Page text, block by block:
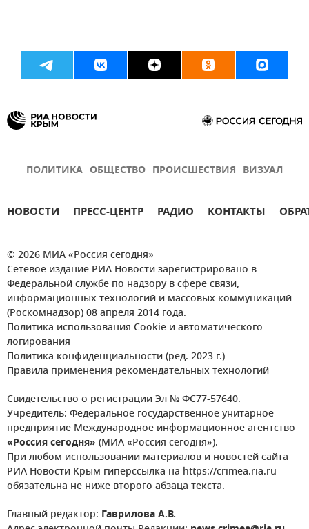
ПОЛИТИКА ОБЩЕСТВО ПРОИСШЕСТВИЯ ВИЗУАЛ
НОВОСТИ ПРЕСС-ЦЕНТР РАДИО КОНТАКТЫ
© 2026 МИА «Россия сегодня»
Сетевое издание РИА Новости зарегистрировано в
Федеральной службе по надзору в сфере связи,
информационных технологий и массовых коммуникаций
(Роскомнадзор) 08 апреля 2014 года.
Политика использования Cookie и автоматического
логирования
Политика конфиденциальности (ред. 2023 г.)
Правила применения рекомендательных технологий
Свидетельство о регистрации Эл № ФС77-57640.
Учредитель: Федеральное государственное унитарное
предприятие Международное информационное агентство
«Россия сегодня» (МИА «Россия сегодня»).
При любом использовании материалов и новостей сайта
РИА Новости Крым гиперссылка на https://crimea.ria.ru
обязательна не ниже второго абзаца текста.
Главный редактор: Гаврилова А.В.